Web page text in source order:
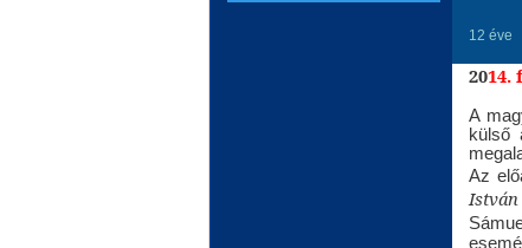
12 éve
2014.
A
külső
Az
István